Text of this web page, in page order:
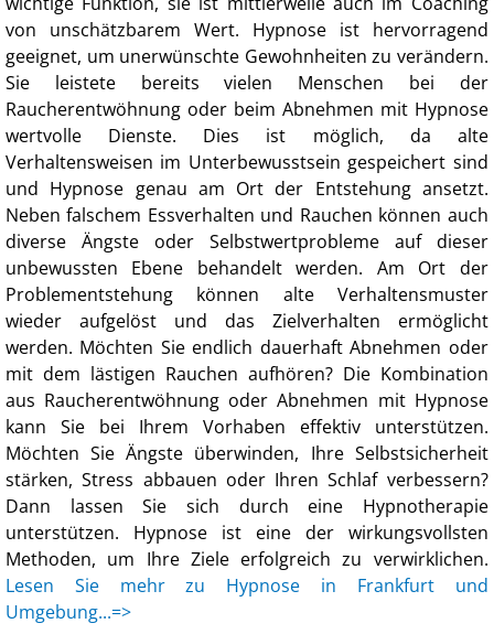
von unschätzbarem Wert. Hypnose ist hervorragend
geeignet, um unerwünschte Gewohnheiten zu verändern.
Sie leistete bereits vielen Menschen bei der
Raucherentwöhnung oder beim Abnehmen mit Hypnose
wertvolle Dienste. Dies ist möglich, da alte
Verhaltensweisen im Unterbewusstsein gespeichert sind
und Hypnose genau am Ort der Entstehung ansetzt.
Neben falschem Essverhalten und Rauchen können auch
diverse Ängste oder Selbstwertprobleme auf dieser
unbewussten Ebene behandelt werden. Am Ort der
Problementstehung können alte Verhaltensmuster
wieder aufgelöst und das Zielverhalten ermöglicht
werden. Möchten Sie endlich dauerhaft Abnehmen oder
mit dem lästigen Rauchen aufhören? Die Kombination
aus Raucherentwöhnung oder Abnehmen mit Hypnose
kann Sie bei Ihrem Vorhaben effektiv unterstützen.
Möchten Sie Ängste überwinden, Ihre Selbstsicherheit
stärken, Stress abbauen oder Ihren Schlaf verbessern?
Dann lassen Sie sich durch eine Hypnotherapie
unterstützen. Hypnose ist eine der wirkungsvollsten
Methoden, um Ihre Ziele erfolgreich zu verwirklichen.
Lesen Sie mehr zu Hypnose in Frankfurt und
Umgebung...=>